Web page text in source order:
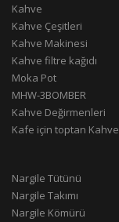
Kahve
Kahve Çeşitleri
Kahve Makinesi
Kahve filtre kağıdı
Moka Pot
MHW-3BOMBER
Kahve Değirmenleri
Kafe için toptan Kahve
Nargile Tütünü
Nargile Takımı
Nargile Kömürü